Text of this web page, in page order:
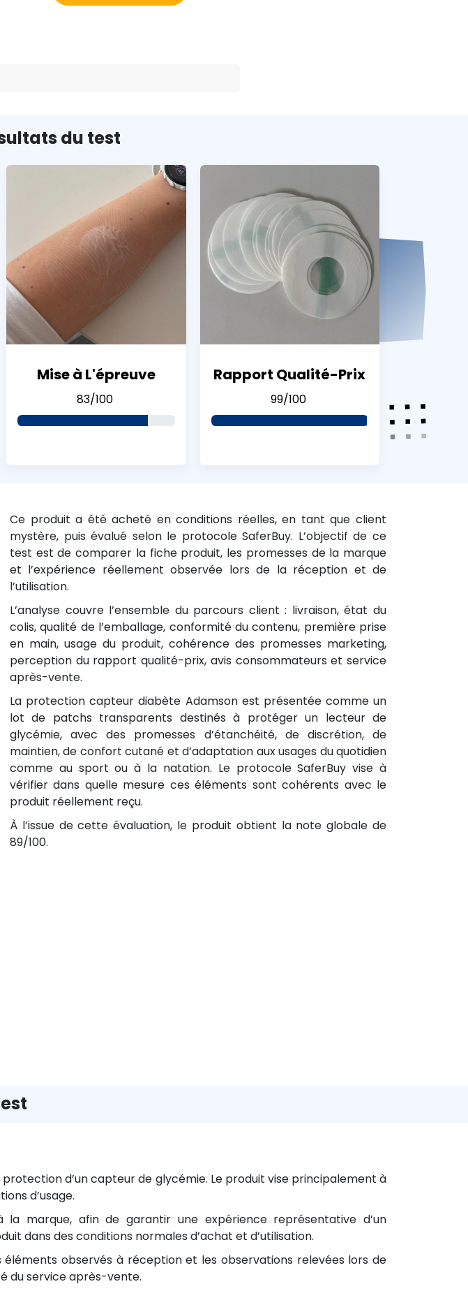
du test
Mise à L'épreuve
83/100
Rapport Qualité-Prix
99/100
Ce produit a été acheté en conditions réelles, en tant que client
mystère, puis évalué selon le protocole SaferBuy. L’objectif de ce
test est de comparer la fiche produit, les promesses de la marque
et l’expérience réellement observée lors de la réception et de
l’utilisation.
L’analyse couvre l’ensemble du parcours client : livraison, état du
colis, qualité de l’emballage, conformité du contenu, première prise
en main, usage du produit, cohérence des promesses marketing,
perception du rapport qualité-prix, avis consommateurs et service
après-vente.
La protection capteur diabète Adamson est présentée comme un
lot de patchs transparents destinés à protéger un lecteur de
glycémie, avec des promesses d’étanchéité, de discrétion, de
maintien, de confort cutané et d’adaptation aux usages du quotidien
comme au sport ou à la natation. Le protocole SaferBuy vise à
vérifier dans quelle mesure ces éléments sont cohérents avec le
produit réellement reçu.
À l’issue de cette évaluation, le produit obtient la note globale de
89/100.
d’un capteur de glycémie. Le produit vise principalement à
d’usage.
marque, afin de garantir une expérience représentative d’un
dans des conditions normales d’achat et d’utilisation.
observés à réception et les observations relevées lors de
du service après-vente.